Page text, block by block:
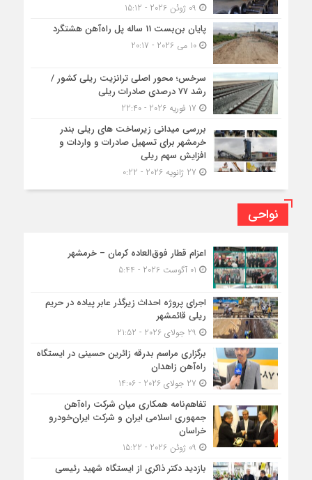
پایان بن‌بست 11 ساله پل راه‌آهن هشتگرد
10 می 2026 - 20:17
سرخس؛ محور اصلی ترانزیت ریلی کشور /
رشد ۷۷ درصدی صادرات ریلی
بررسی میدانی زیرساخت های ریلی بندر
خرمشهر برای تسهیل صادرات و واردات و
افزایش سهم ریلی
نواحی
اعزام قطار فوق‌العاده کرمان – خرمشهر
اجرای پروژه احداث زیرگذر عابر پیاده در حریم
ریلی قائمشهر
برگزاری مراسم بدرقه زائرین حسینی در ایستگاه
راه‌آهن زاهدان
تفاهم‌نامه همکاری میان شرکت راه‌آهن
جمهوری اسلامی ایران و شرکت ایران‌خودرو
خراسان
بازدید دکتر ذاکری از ایستگاه شهید رئیسی